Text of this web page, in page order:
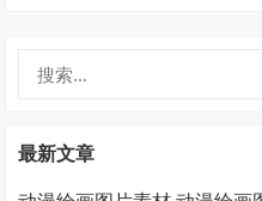
最新文章